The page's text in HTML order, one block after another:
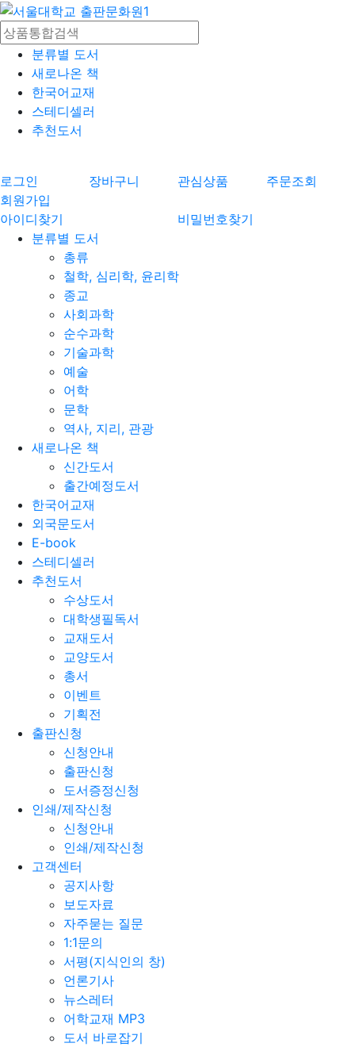
분류별 도서
새로나온 책
한국어교재
스테디셀러
추천도서
로그인 장바구니 관심상품
주문조회
회원가입
아이디찾기
비밀번호찾기
분류별 도서
총류
철학, 심리학, 윤리학
종교
사회과학
순수과학
기술과학
예술
어학
문학
역사, 지리, 관광
새로나온 책
신간도서
출간예정도서
한국어교재
외국문도서
E-book
스테디셀러
추천도서
수상도서
대학생필독서
교재도서
교양도서
총서
이벤트
기획전
출판신청
신청안내
출판신청
도서증정신청
인쇄/제작신청
신청안내
인쇄/제작신청
고객센터
공지사항
보도자료
자주묻는 질문
1:1문의
서평(지식인의 창)
언론기사
뉴스레터
어학교재 MP3
도서 바로잡기